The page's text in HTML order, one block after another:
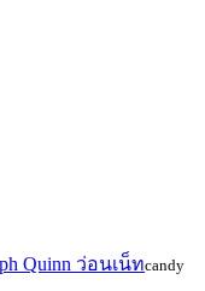
Quinn ว่อนเน็ทcandy